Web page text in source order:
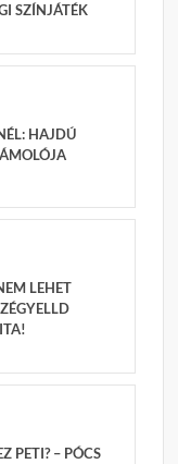
SZÍNJÁTÉK
HAJDÚ
LEHET
PETI? – PÓCS